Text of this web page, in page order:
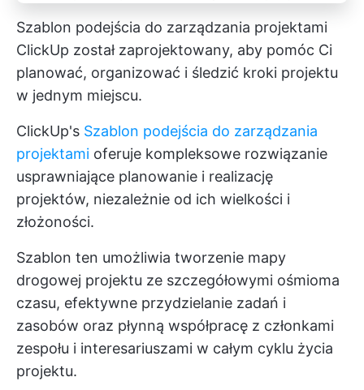
Szablon podejścia do zarządzania projektami
ClickUp został zaprojektowany, aby pomóc Ci
planować, organizować i śledzić kroki projektu
w jednym miejscu.
ClickUp's Szablon podejścia do zarządzania
projektami oferuje kompleksowe rozwiązanie
usprawniające planowanie i realizację
projektów, niezależnie od ich wielkości i
złożoności.
Szablon ten umożliwia tworzenie mapy
drogowej projektu ze szczegółowymi ośmioma
czasu, efektywne przydzielanie zadań i
zasobów oraz płynną współpracę z członkami
zespołu i interesariuszami w całym cyklu życia
projektu.